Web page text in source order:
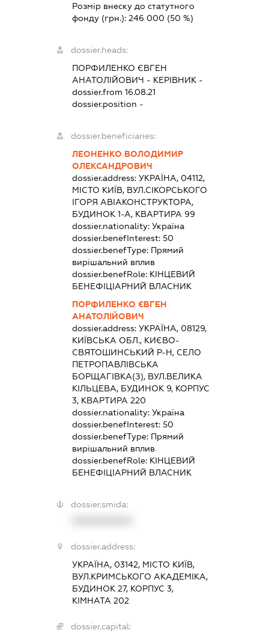
Розмір внеску до статутного
фонду (грн.): 246 000 (50 %)
dossier.heads:
ПОРФИЛЕНКО ЄВГЕН
АНАТОЛІЙОВИЧ - КЕРІВНИК-
dossier.from 16.08.21
dossier.position -
dossier.beneficiaries:
ЛЕОНЕНКО ВОЛОДИМИР
ОЛЕКСАНДРОВИЧ
dossier.address: УКРАЇНА, 04112,
МІСТО КИЇВ, ВУЛ.СІКОРСЬКОГО
ІГОРЯ АВІАКОНСТРУКТОРА,
БУДИНОК 1-А, КВАРТИРА 99
dossier.nationality: Україна
dossier.benefInterest: 50
dossier.benefType: Прямий
вирішальний вплив
dossier.benefRole: КІНЦЕВИЙ
БЕНЕФІЦІАРНИЙ ВЛАСНИК
ПОРФИЛЕНКО ЄВГЕН
АНАТОЛІЙОВИЧ
dossier.address: УКРАЇНА, 08129,
КИЇВСЬКА ОБЛ., КИЄВО-
СВЯТОШИНСЬКИЙ Р-Н, СЕЛО
ПЕТРОПАВЛІВСЬКА
БОРЩАГІВКА(З), ВУЛ.ВЕЛИКА
КІЛЬЦЕВА, БУДИНОК 9, КОРПУС
3, КВАРТИРА 220
dossier.nationality: Україна
dossier.benefInterest: 50
dossier.benefType: Прямий
вирішальний вплив
dossier.benefRole: КІНЦЕВИЙ
БЕНЕФІЦІАРНИЙ ВЛАСНИК
dossier.smida:
dossier.address:
УКРАЇНА, 03142, МІСТО КИЇВ,
ВУЛ.КРИМСЬКОГО АКАДЕМІКА,
БУДИНОК 27, КОРПУС 3,
КІМНАТА 202
dossier.capital: